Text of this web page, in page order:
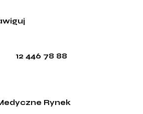
12 446 78 88
Rynek